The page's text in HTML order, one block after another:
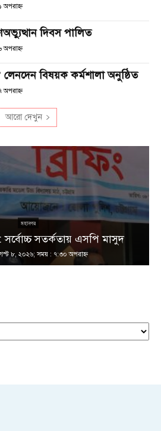
অপরাহ্ণ
দিবস পালিত
অপরাহ্ণ
লেনদেন বিষয়ক কর্মশালা অনুষ্ঠিত
অপরাহ্ণ
আরো দেখুন
মহানগর
সর্বোচ্চ সতর্কতায় এসপি মাসুদ
৮, ২০২৬; সময় : ৭:৩০ অপরাহ্ণ